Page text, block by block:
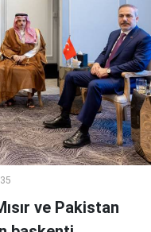
ve Pakistan